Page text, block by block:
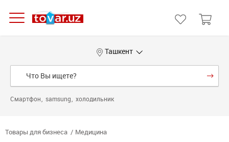
Ташкент
Смартфон samsung холодильник
Товары для бизнеса Медицина